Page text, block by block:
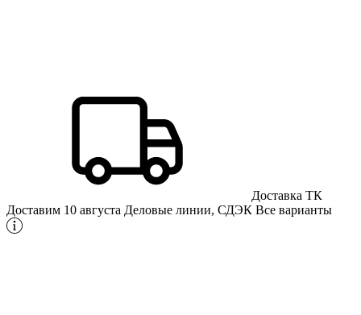
Доставка ТК
Доставим 10 августа Деловые линии, СДЭК Все варианты